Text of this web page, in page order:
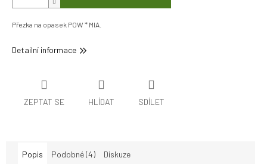
Přezka na opasek POW * MIA.
Detailní informace
ZEPTAT SE HLÍDAT SDÍLET
Popis Podobné (4) Diskuze